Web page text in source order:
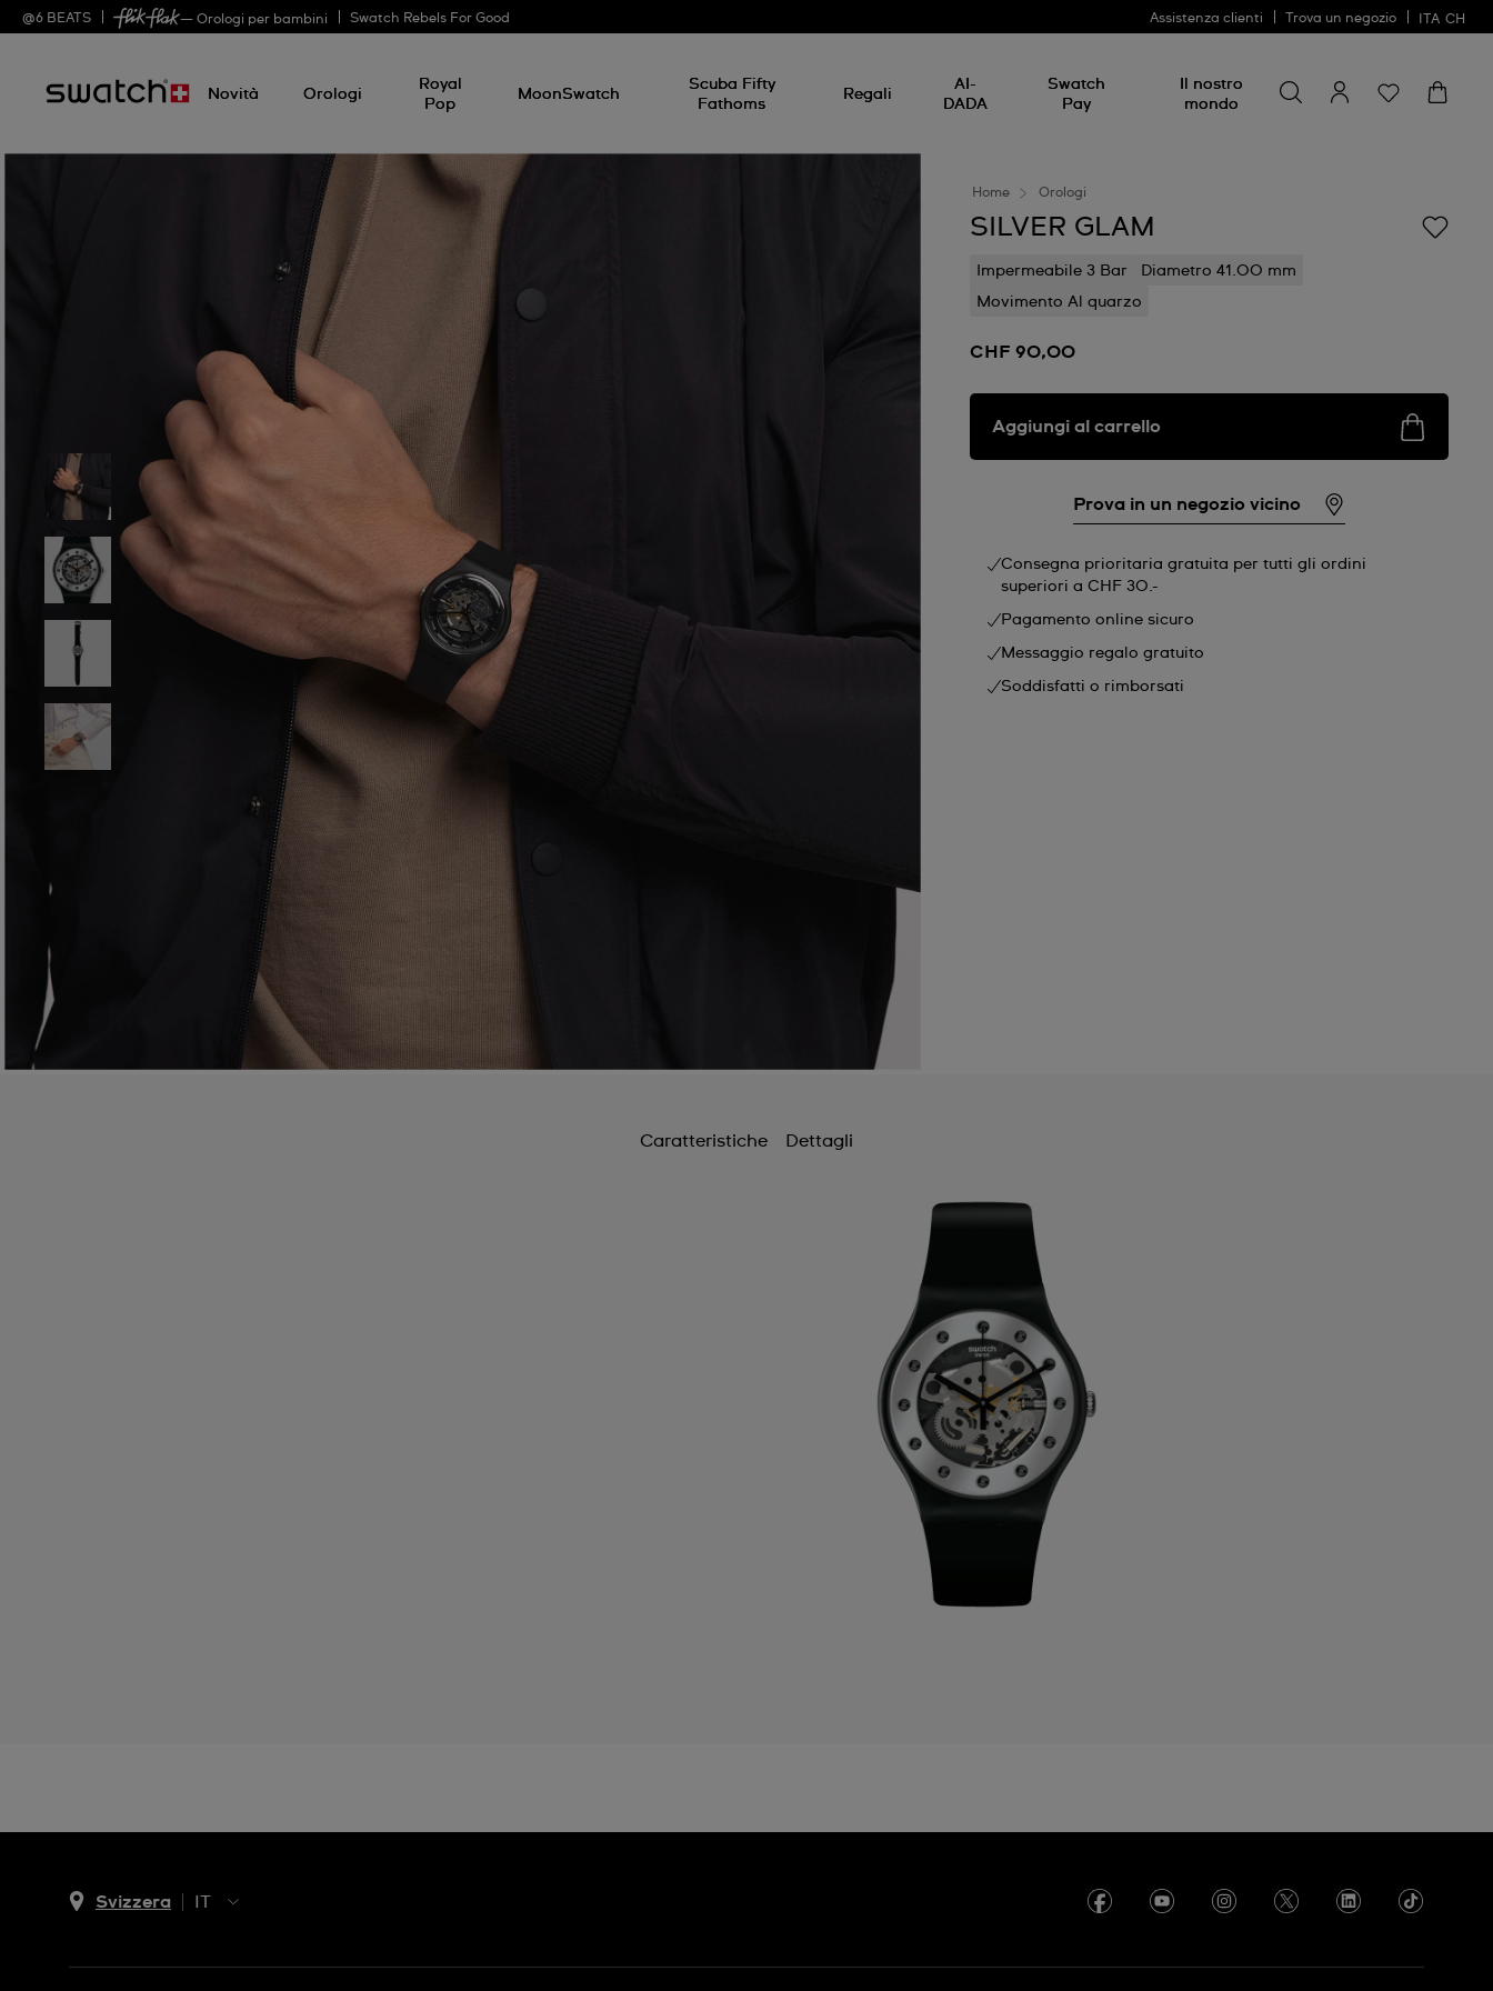
@6 BEATS — Orologi per bambini Swatch Rebels For Good Assistenza clienti Trova un negozio ITA CH
Novità Orologi
Royal
Pop
MoonSwatch
Scuba Fifty
Fathoms
Regali
AI-
DADA
Swatch
Pay
Il nostro
mondo
Home Orologi
SILVER GLAM
Impermeabile 3 Bar
Diametro 41.00 mm
Movimento Al quarzo
CHF 90,00
Aggiungi al carrello
Prova in un negozio vicino
Consegna prioritaria gratuita per tutti gli ordini
superiori a CHF 30.-
Pagamento online sicuro
Messaggio regalo gratuito
Soddisfatti o rimborsati
Caratteristiche Dettagli
Svizzera
IT
DE